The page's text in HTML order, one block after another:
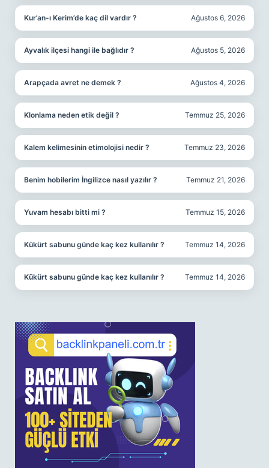
Kur’an-ı Kerim’de kaç dil vardır ? Ağustos 6, 2026
Ayvalık ilçesi hangi ile bağlıdır ? Ağustos 5, 2026
Arapçada avret ne demek ? Ağustos 4, 2026
Klonlama neden etik değil ? Temmuz 25, 2026
Kalem kelimesinin etimolojisi nedir ? Temmuz 23, 2026
Benim hobilerim İngilizce nasıl yazılır ? Temmuz 21, 2026
Yuvam hesabı bitti mi ? Temmuz 15, 2026
Kükürt sabunu günde kaç kez kullanılır ? Temmuz 14, 2026
Kükürt sabunu günde kaç kez kullanılır ? Temmuz 14, 2026